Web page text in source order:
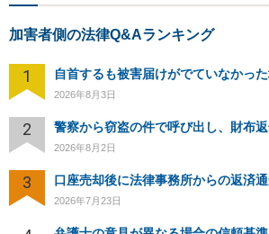
加害者側の法律Q&Aランキング
1 自首するも被害届けがでていなかっ
2026年8月3日
2 警察から窃盗の件で呼び出し、財布
2026年8月2日
3
2026年7月23日